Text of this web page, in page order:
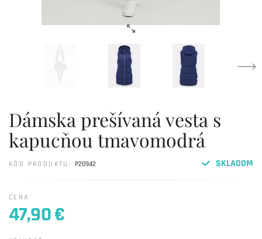
Dámska prešívaná vesta s
kapucňou tmavomodrá
SKLADOM
KÓD PRODUKTU: P20942
CENA
47,90 €